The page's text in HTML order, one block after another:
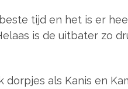
tijd en het is er
is de uitbater zo
dorpjes als Kanis en